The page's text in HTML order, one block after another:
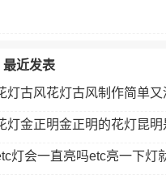
最近发表
灯古风花灯古风制作简单又